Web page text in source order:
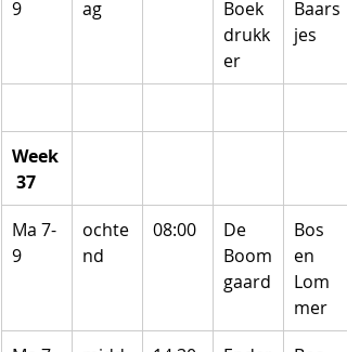
9
ag
Boek
drukk
er
Baars
jes
Week
37
Ma 7-
9
ochte
nd
08:00
De
Boom
gaard
Bos
en
Lom
mer